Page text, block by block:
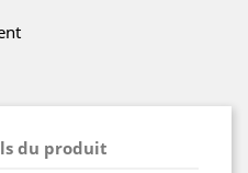
du produit